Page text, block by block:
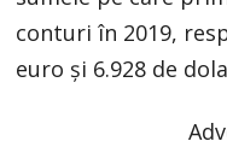
conturi în 2019,
euro și 6.928 de